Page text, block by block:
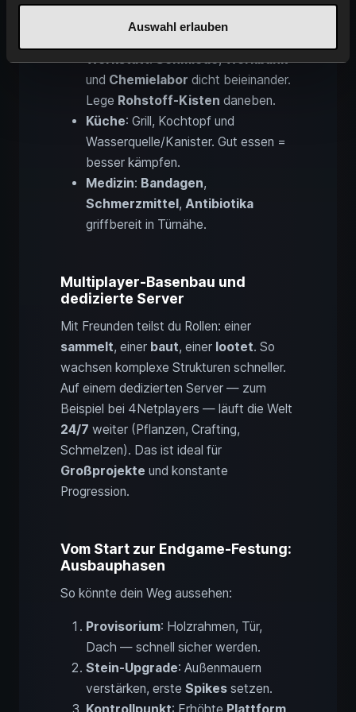
Auswahl erlauben
Werkstatt:Schmiede,Werkbank
und Chemielabor dicht beieinander.
Lege Rohstoff-Kisten daneben.
Küche: Grill, Kochtopf und
Wasserquelle/Kanister. Gut essen =
besser kämpfen.
Medizin: Bandagen,
Schmerzmittel, Antibiotika
griffbereit in Türnähe.
Multiplayer-Basenbau und
dedizierte Server
Mit Freunden teilst du Rollen: einer
sammelt, einer baut, einer lootet. So
wachsen komplexe Strukturen schneller.
Auf einem dedizierten Server — zum
Beispiel bei 4Netplayers — läuft die Welt
24/7 weiter (Pflanzen, Crafting,
Schmelzen). Das ist ideal für
Großprojekte und konstante
Progression.
Vom Start zur Endgame-Festung:
Ausbauphasen
So könnte dein Weg aussehen:
Provisorium: Holzrahmen, Tür,
Dach — schnell sicher werden.
Stein-Upgrade: Außenmauern
verstärken, erste Spikes setzen.